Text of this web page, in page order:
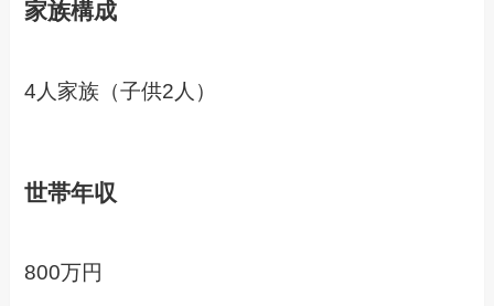
家族構成
4人家族（子供2人）
世帯年収
800万円